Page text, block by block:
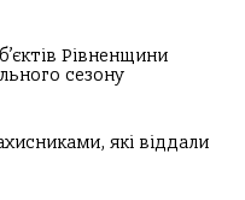
Рівненщини
сезону
які віддали